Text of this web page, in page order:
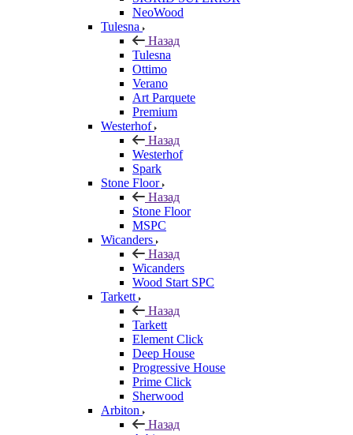
NeoWood
Tulesna
Назад
Tulesna
Ottimo
Verano
Art Parquete
Premium
Westerhof
Назад
Westerhof
Spark
Stone Floor
Назад
Stone Floor
MSPC
Wicanders
Назад
Wicanders
Wood Start SPC
Tarkett
Назад
Tarkett
Element Click
Deep House
Progressive House
Prime Click
Sherwood
Arbiton
Назад